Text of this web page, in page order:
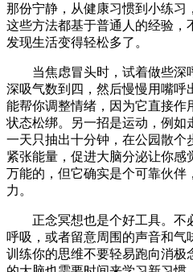
那份宁静，从健康习惯到小练习
这些方法都基于普通人的经验，
发现生活变得轻松多了。
当焦虑冒头时，试着做些深
深吸气数到四，然后慢慢用嘴呼
能帮你调整情绪，因为它直接作
状态松绑。另一招是运动，例如
一天只抽出十分钟，在公园散个
紧张能量，促进大脑分泌让你感
万能的，但它确实是个可靠伙伴
力。
正念冥想也是个好工具。不
呼吸，或者留意周围的声音和
训练你的思维不要轻易跑向消极